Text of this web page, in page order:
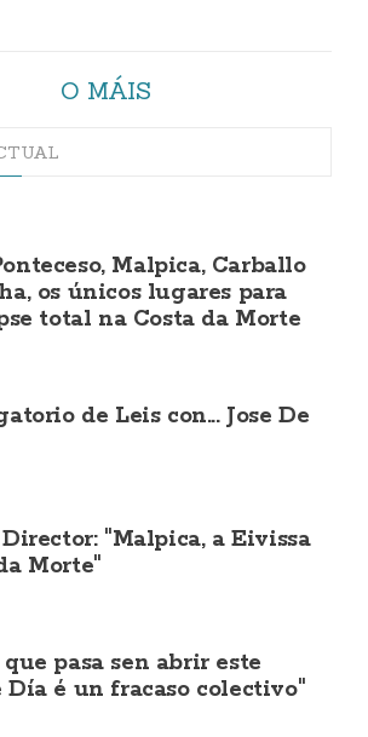
O MÁIS
Malpica, Carballo
os únicos lugares para
total na Costa da Morte
de Leis con... Jose De
"Malpica, a Eivissa
Morte"
pasa sen abrir este
Día é un fracaso colectivo"